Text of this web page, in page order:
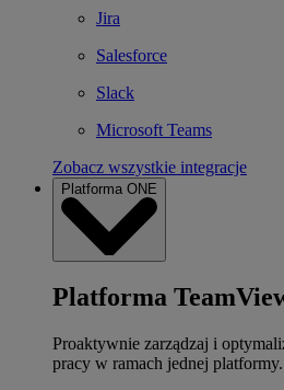
Jira
Salesforce
Slack
Microsoft Teams
Zobacz wszystkie integracje
Platforma ONE
Platforma
Proaktywnie zarządzaj i
pracy w ramach jednej platformy.